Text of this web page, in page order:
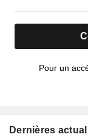
Pour un
Dernières